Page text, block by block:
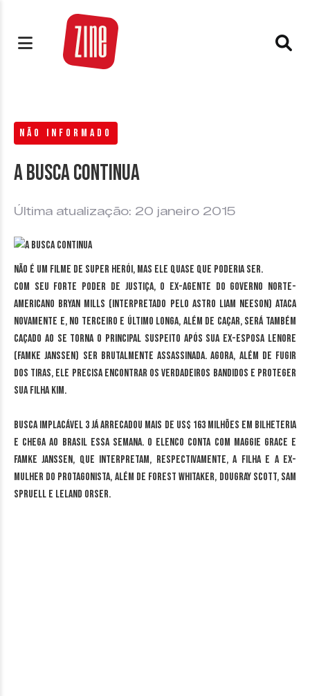
NÃO INFORMADO
A busca continua
Última atualização: 20 janeiro 2015
Não é um filme de super herói, mas ele quase que poderia ser.
Com seu forte poder de justiça, o ex-agente do governo norte-
americano Bryan Mills (interpretado pelo astro Liam Neeson) ataca
novamente e, no terceiro e último longa, além de caçar, será também
caçado ao se torna o principal suspeito após sua ex-esposa Lenore
(Famke Janssen) ser brutalmente assassinada. Agora, além de fugir
dos tiras, ele precisa encontrar os verdadeiros bandidos e proteger
sua filha Kim.
Busca Implacável 3 já arrecadou mais de US$ 163 milhões em bilheteria
e chega ao Brasil essa semana. O elenco conta com Maggie Grace e
Famke Janssen, que interpretam, respectivamente, a filha e a ex-
mulher do protagonista, além de Forest Whitaker, Dougray Scott, Sam
Spruell e Leland Orser.